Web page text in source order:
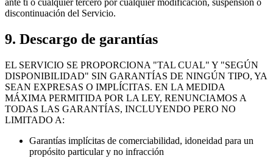
ante ti o cualquier tercero por cualquier modificación, suspensión o
discontinuación del Servicio.
9. Descargo de garantías
EL SERVICIO SE PROPORCIONA "TAL CUAL" Y "SEGÚN
DISPONIBILIDAD" SIN GARANTÍAS DE NINGÚN TIPO, YA
SEAN EXPRESAS O IMPLÍCITAS. EN LA MEDIDA
MÁXIMA PERMITIDA POR LA LEY, RENUNCIAMOS A
TODAS LAS GARANTÍAS, INCLUYENDO PERO NO
LIMITADO A:
Garantías implícitas de comerciabilidad, idoneidad para un
propósito particular y no infracción